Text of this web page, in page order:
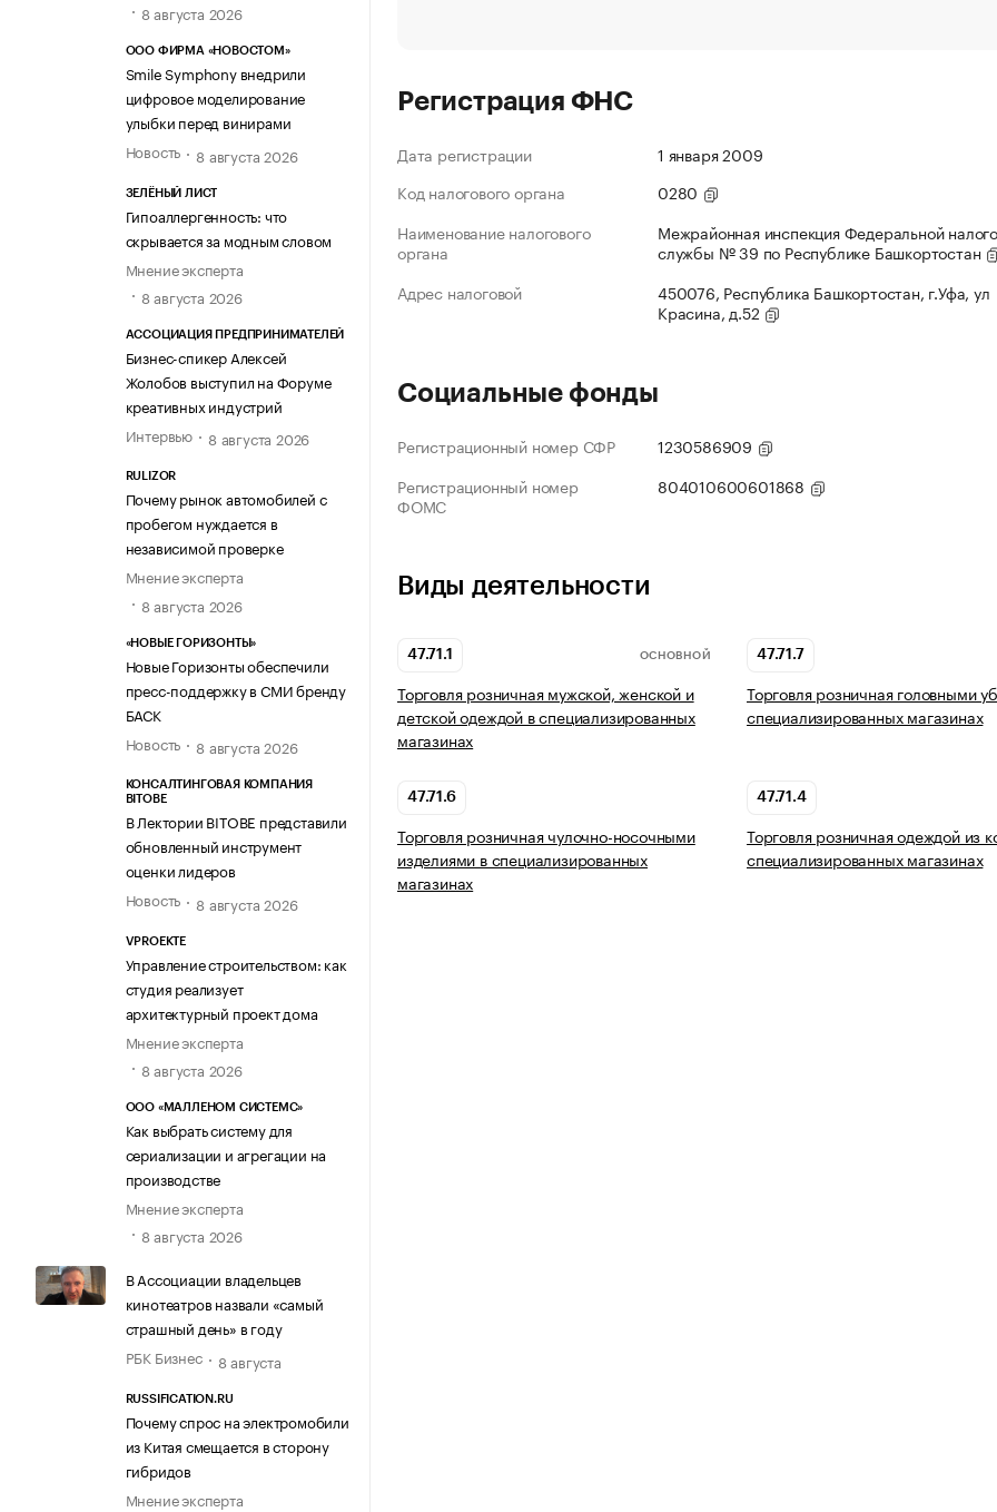
8 августа 2026
ООО ФИРМА «НОВОСТОМ»
Smile Symphony внедрили
цифровое моделирование
улыбки перед винирами
Новость
8 августа 2026
ЗЕЛЁНЫЙ ЛИСТ
Гипоаллергенность: что
скрывается за модным словом
Мнение эксперта
8 августа 2026
АССОЦИАЦИЯ ПРЕДПРИНИМАТЕЛЕЙ
Бизнес-спикер Алексей
Жолобов выступил на Форуме
креативных индустрий
Интервью
8 августа 2026
RULIZOR
Почему рынок автомобилей с
пробегом нуждается в
независимой проверке
Мнение эксперта
8 августа 2026
«НОВЫЕ ГОРИЗОНТЫ»
Новые Горизонты обеспечили
пресс-поддержку в СМИ бренду
БАСК
Новость
8 августа 2026
КОНСАЛТИНГОВАЯ КОМПАНИЯ
BITOBE
В Лектории BITOBE представили
обновленный инструмент
оценки лидеров
Новость
8 августа 2026
VPROEKTE
Управление строительством: как
студия реализует
архитектурный проект дома
Мнение эксперта
8 августа 2026
ООО «МАЛЛЕНОМ СИСТЕМС»
Как выбрать систему для
сериализации и агрегации на
производстве
Мнение эксперта
8 августа 2026
В Ассоциации владельцев
кинотеатров назвали «самый
страшный день» в году
РБК Бизнес
8 августа
RUSSIFICATION.RU
Почему спрос на электромобили
из Китая смещается в сторону
гибридов
Мнение эксперта
Регистрация ФНС
Дата регистрации
1 января 2009
Код налогового органа
0280
Наименование налогового
органа
Межрайонная инспекция Федеральной
службы № 39 по Республике Башкортостан
Адрес налоговой
450076, Республика Башкортостан, г.Уфа, ул
Красина, д.52
Социальные фонды
Регистрационный номер СФР
1230586909
Регистрационный номер
ФОМС
804010600601868
Виды деятельности
47.71.1 ОСНОВНОЙ
Торговля розничная мужской, женской и
детской одеждой в специализированных
магазинах
47.71.7
Торговля розничная головными
специализированных магазинах
47.71.6
Торговля розничная чулочно-носочными
изделиями в специализированных
магазинах
47.71.4
Торговля розничная одеждой из
специализированных магазинах